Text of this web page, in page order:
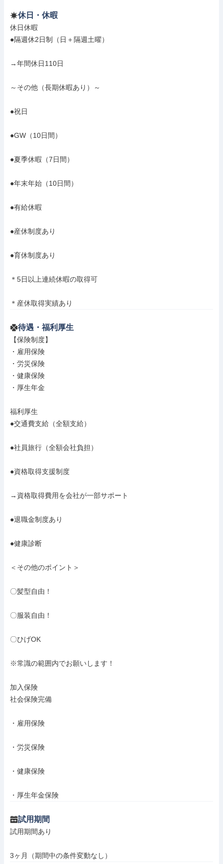
休日・休暇
休日休暇
●隔週休2日制（日＋隔週土曜）
→年間休日110日
～その他（長期休暇あり）～
●祝日
●GW（10日間）
●夏季休暇（7日間）
●年末年始（10日間）
●有給休暇
●産休制度あり
●育休制度あり
＊5日以上連続休暇の取得可
＊産休取得実績あり
待遇・福利厚生
【保険制度】
・雇用保険
・労災保険
・健康保険
・厚生年金
福利厚生
●交通費支給（全額支給）
●社員旅行（全額会社負担）
●資格取得支援制度
→資格取得費用を会社が一部サポート
●退職金制度あり
●健康診断
＜その他のポイント＞
〇髪型自由！
〇服装自由！
〇ひげOK
※常識の範囲内でお願いします！
加入保険
社会保険完備
・雇用保険
・労災保険
・健康保険
・厚生年金保険
試用期間
試用期間あり
3ヶ月（期間中の条件変動なし）